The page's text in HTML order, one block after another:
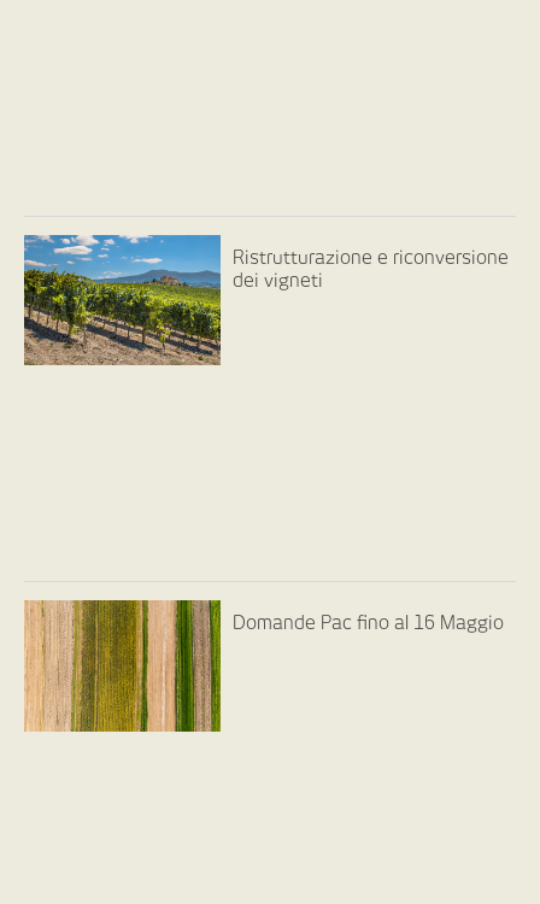
Ristrutturazione e riconversione
dei vigneti
Domande Pac fino al 16 Maggio